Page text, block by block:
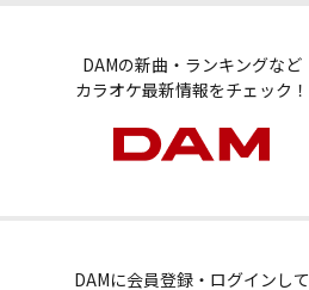
DAMの新曲・ランキングなど
カラオケ最新情報をチェック！
DAMに会員登録・ログインして